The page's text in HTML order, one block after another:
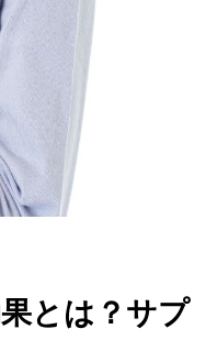
とは？サプ